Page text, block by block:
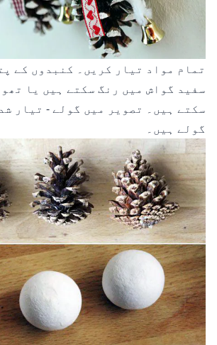
تمام مواد تیار کریں۔ کنبدوں کے
سفید گواش میں رنگ سکتے ہیں یا
سکتے ہیں۔ تصویر میں گولے - تیار
گولے ہیں۔